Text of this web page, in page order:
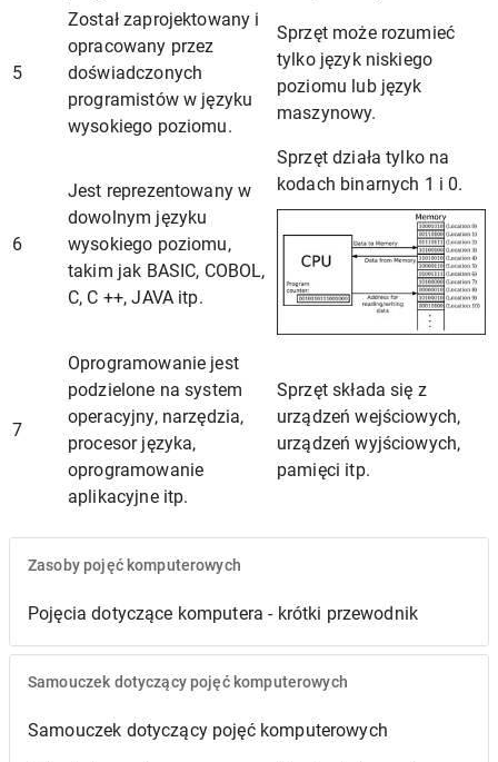
5
Został zaprojektowany i
opracowany przez
doświadczonych
programistów w języku
wysokiego poziomu.
Sprzęt może rozumieć
tylko język niskiego
poziomu lub język
maszynowy.
6
Jest reprezentowany w
dowolnym języku
wysokiego poziomu,
takim jak BASIC, COBOL,
C, C ++, JAVA itp.
Sprzęt działa tylko na
kodach binarnych 1 i 0.
7
Oprogramowanie jest
podzielone na system
operacyjny, narzędzia,
procesor języka,
oprogramowanie
aplikacyjne itp.
Sprzęt składa się z
urządzeń wejściowych,
urządzeń wyjściowych,
pamięci itp.
Zasoby pojęć komputerowych
Pojęcia dotyczące komputera - krótki przewodnik
Samouczek dotyczący pojęć komputerowych
Samouczek dotyczący pojęć komputerowych